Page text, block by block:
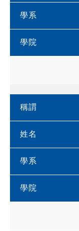
學系
學院
稱謂
姓名
學系
學院